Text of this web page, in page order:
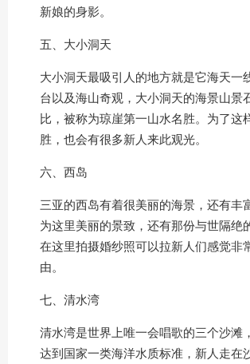
新娘的身影。
五、大小洞天
大小洞天最吸引人的地方就是它海天一
台以及海山奇观，大小洞天的海景山景
比，被称为琼崖第一山水名胜。为了这
胜，也会有很多新人来此观光。
六、西岛
三亚的西岛有着很美丽的海景，还有丰
为这里美丽的景致，还有那份与世隔绝
在这里拍摄婚纱照可以拉新人们感觉非
由。
七、清水湾
清水湾是世界上唯一会唱歌的三个沙滩
达到国家一类海洋水质标准，新人走在